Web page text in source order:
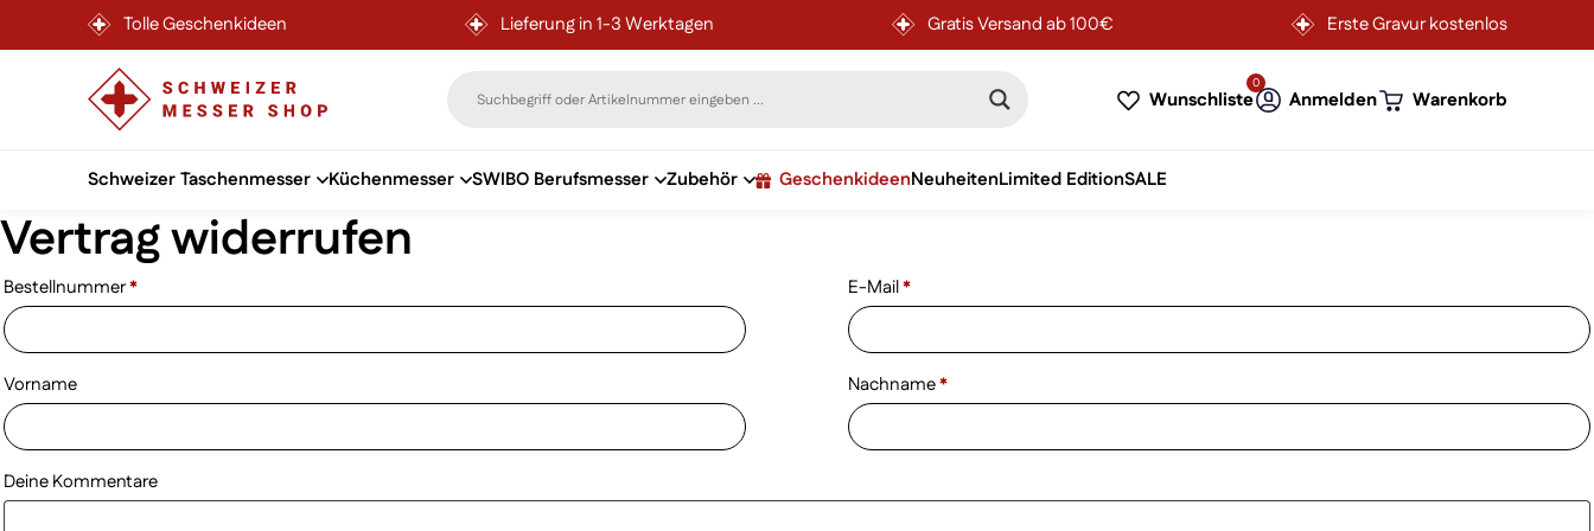
Zum Inhalt springen
Tolle Geschenkideen Lieferung in 1-3 Werktagen Gratis Versand ab 100€ Erste Gravur kostenlos
Wunschliste
0
Anmelden Warenkorb
Schweizer Taschenmesser Küchenmesser SWIBO Berufsmesser Zubehör GeschenkideenNeuheitenLimited EditionSALE
Vertrag widerrufen
Vertrag widerrufen
Bestellnummer*erforderlich E-Mail*erforderlich
Vorname Nachname*erforderlich
Page URI *erforderlich
Deine Kommentare